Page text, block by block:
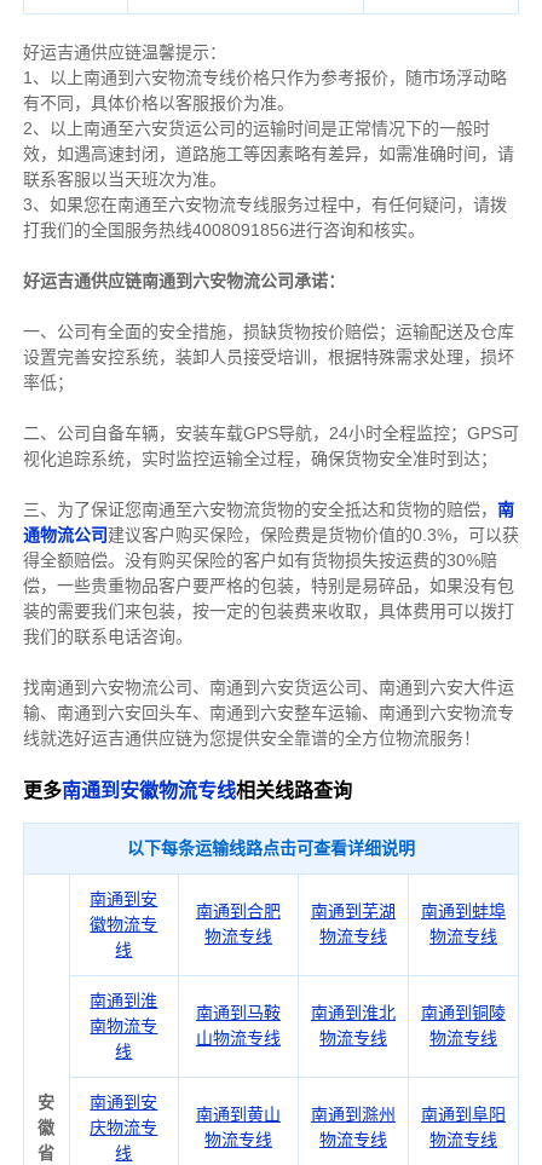
好运吉通供应链温馨提示：
1、以上南通到六安物流专线价格只作为参考报价，随市场浮动略
有不同，具体价格以客服报价为准。
2、以上南通至六安货运公司的运输时间是正常情况下的一般时
效，如遇高速封闭，道路施工等因素略有差异，如需准确时间，请
联系客服以当天班次为准。
3、如果您在南通至六安物流专线服务过程中，有任何疑问，请拨
打我们的全国服务热线4008091856进行咨询和核实。
好运吉通供应链南通到六安物流公司承诺：
一、公司有全面的安全措施，损缺货物按价赔偿；运输配送及仓库
设置完善安控系统，装卸人员接受培训，根据特殊需求处理，损坏
率低；
二、公司自备车辆，安装车载GPS导航，24小时全程监控；GPS可
视化追踪系统，实时监控运输全过程，确保货物安全准时到达；
三、为了保证您南通至六安物流货物的安全抵达和货物的赔偿， 南
通物流公司建议客户购买保险，保险费是货物价值的0.3%，可以获
得全额赔偿。没有购买保险的客户如有货物损失按运费的30%赔
偿，一些贵重物品客户要严格的包装，特别是易碎品，如果没有包
装的需要我们来包装，按一定的包装费来收取，具体费用可以拨打
我们的联系电话咨询。
找南通到六安物流公司、南通到六安货运公司、南通到六安大件运
输、南通到六安回头车、南通到六安整车运输、南通到六安物流专
线就选好运吉通供应链为您提供安全靠谱的全方位物流服务！
更多南通到安徽物流专线相关线路查询
以下每条运输线路点击可查看详细说明
安
徽
省
南通到安
徽物流专
线
南通到合肥
物流专线
南通到芜湖
物流专线
南通到蚌埠
物流专线
南通到淮
南物流专
线
南通到马鞍
山物流专线
南通到淮北
物流专线
南通到铜陵
物流专线
南通到安
庆物流专
线
南通到黄山
物流专线
南通到滁州
物流专线
南通到阜阳
物流专线